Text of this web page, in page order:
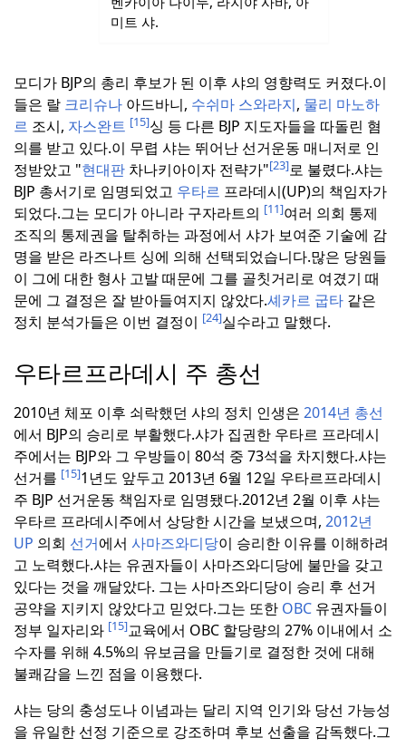
미트 샤.
모디가 BJP의 총리 후보가 된 이후 샤의 영향력도 커졌다.이
들은 랄 크리슈나 아드바니, 수쉬마 스와라지, 물리 마노하
르 조시, 자스완트 [15]싱 등 다른 BJP 지도자들을 따돌린 혐
의를 받고 있다.이 무렵 샤는 뛰어난 선거운동 매니저로 인
정받았고 "현대판 차나키아이자 전략가"[23]로 불렸다.샤는
BJP 총서기로 임명되었고 우타르 프라데시(UP)의 책임자가
되었다.그는 모디가 아니라 구자라트의 [11]여러 의회 통제
조직의 통제권을 탈취하는 과정에서 샤가 보여준 기술에 감
명을 받은 라즈나트 싱에 의해 선택되었습니다.많은 당원들
이 그에 대한 형사 고발 때문에 그를 골칫거리로 여겼기 때
문에 그 결정은 잘 받아들여지지 않았다.셰카르 굽타 같은
정치 분석가들은 이번 결정이 [24]실수라고 말했다.
우타르프라데시 주 총선
2010년 체포 이후 쇠락했던 샤의 정치 인생은 2014년 총선
에서 BJP의 승리로 부활했다.샤가 집권한 우타르 프라데시
주에서는 BJP와 그 우방들이 80석 중 73석을 차지했다.샤는
선거를 [15]1년도 앞두고 2013년 6월 12일 우타르프라데시
주 BJP 선거운동 책임자로 임명됐다.2012년 2월 이후 샤는
우타르 프라데시주에서 상당한 시간을 보냈으며, 2012년
UP 의회 선거에서 사마즈와디당이 승리한 이유를 이해하려
고 노력했다.샤는 유권자들이 사마즈와디당에 불만을 갖고
있다는 것을 깨달았다. 그는 사마즈와디당이 승리 후 선거
공약을 지키지 않았다고 믿었다.그는 또한 OBC 유권자들이
정부 일자리와 [15]교육에서 OBC 할당량의 27% 이내에서 소
수자를 위해 4.5%의 유보금을 만들기로 결정한 것에 대해
불쾌감을 느낀 점을 이용했다.
샤는 당의 충성도나 이념과는 달리 지역 인기와 당선 가능성
을 유일한 선정 기준으로 강조하며 후보 선출을 감독했다.그